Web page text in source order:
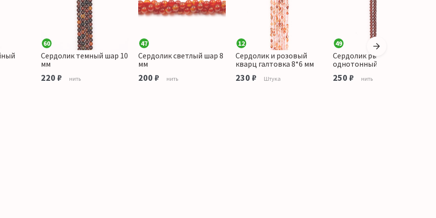
60
Сердолик темный шар 10
мм
220 ₽ нить
47
Сердолик светлый шар 8
мм
200 ₽ нить
12
Сердолик и розовый
кварц галтовка 8*6 мм
230 ₽ Штука
49
Сердолик рыжий
однотонный шар 8 мм
250 ₽ нить